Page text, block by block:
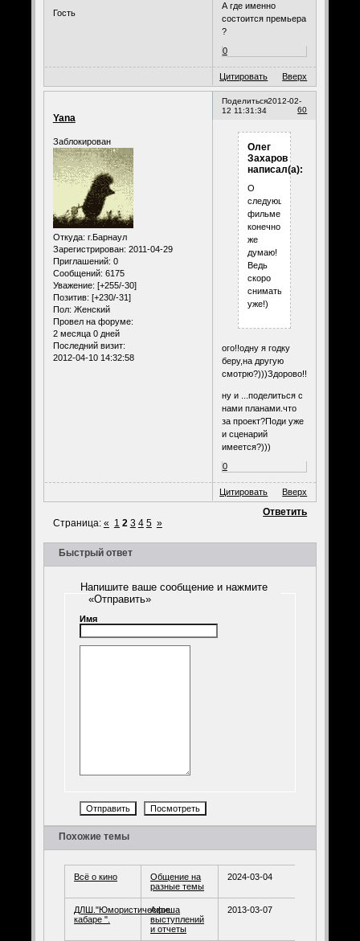
Гость
А где именно
состоится премьера
?
0
Цитировать Вверх
Поделиться
60
2012-02-
12 11:31:34
Yana
Заблокирован
Откуда: г.Барнаул
Зарегистрирован: 2011-04-29
Приглашений: 0
Сообщений: 6175
Уважение: [+255/-30]
Позитив: [+230/-31]
Пол: Женский
Провел на форуме:
2 месяца 0 дней
Последний визит:
2012-04-10 14:32:58
Олег
Захаров
написал(а):
О
следующем
фильме
конечно
же
думаю!
Ведь
скоро
снимать
уже!)
ого!!одну я годку
беру,на другую
смотрю?)))Здорово!!
ну и ...поделиться с
нами планами.что
за проект?Поди уже
и сценарий
имеется?)))
0
Цитировать Вверх
Ответить
Страница: « 1 2 3 4 5 »
Быстрый ответ
Напишите ваше сообщение и нажмите
«Отправить»
Имя
Похожие темы
Всё о кино
Общение на
разные темы
2024-03-04
ДЛШ."Юмористическое
кабаре ".
Афиша
выступлений
и отчеты
2013-03-07